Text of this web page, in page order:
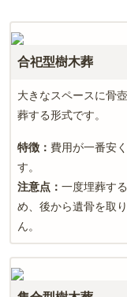
合祀型樹木葬
大きなスペースに骨
葬する形式です。
特徴： 費用が一番安
す。
注意点： 一度埋葬す
め、後から遺骨を取
ん。